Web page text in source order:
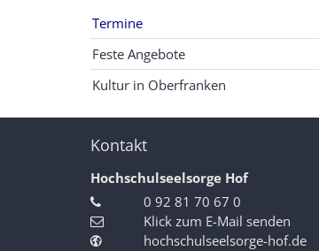
Termine
Feste Angebote
Kultur in Oberfranken
Kontakt
Hochschulseelsorge Hof
0 92 81 70 67 0
Klick zum E-Mail senden
hochschulseelsorge-hof.de